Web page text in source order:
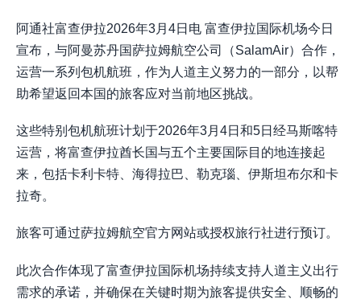
阿通社富查伊拉2026年3月4日电 富查伊拉国际机场今日
宣布，与阿曼苏丹国萨拉姆航空公司（SalamAir）合作，
运营一系列包机航班，作为人道主义努力的一部分，以帮
助希望返回本国的旅客应对当前地区挑战。
这些特别包机航班计划于2026年3月4日和5日经马斯喀特
运营，将富查伊拉酋长国与五个主要国际目的地连接起
来，包括卡利卡特、海得拉巴、勒克瑙、伊斯坦布尔和卡
拉奇。
旅客可通过萨拉姆航空官方网站或授权旅行社进行预订。
此次合作体现了富查伊拉国际机场持续支持人道主义出行
需求的承诺，并确保在关键时期为旅客提供安全、顺畅的